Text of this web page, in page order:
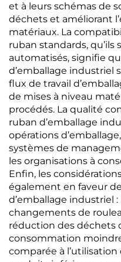
et à leurs schémas de
déchets et améliorant
matériaux. La
ruban standards, qu’ils
automatisés, signifie
d’emballage industriel
flux de travail
de mises à niveau
procédés. La qualité
ruban d’emballage
opérations
systèmes de
les organisations à
Enfin, les
également en faveur
d’emballage industriel
changements de
réduction des déchets
consommation
comparée à